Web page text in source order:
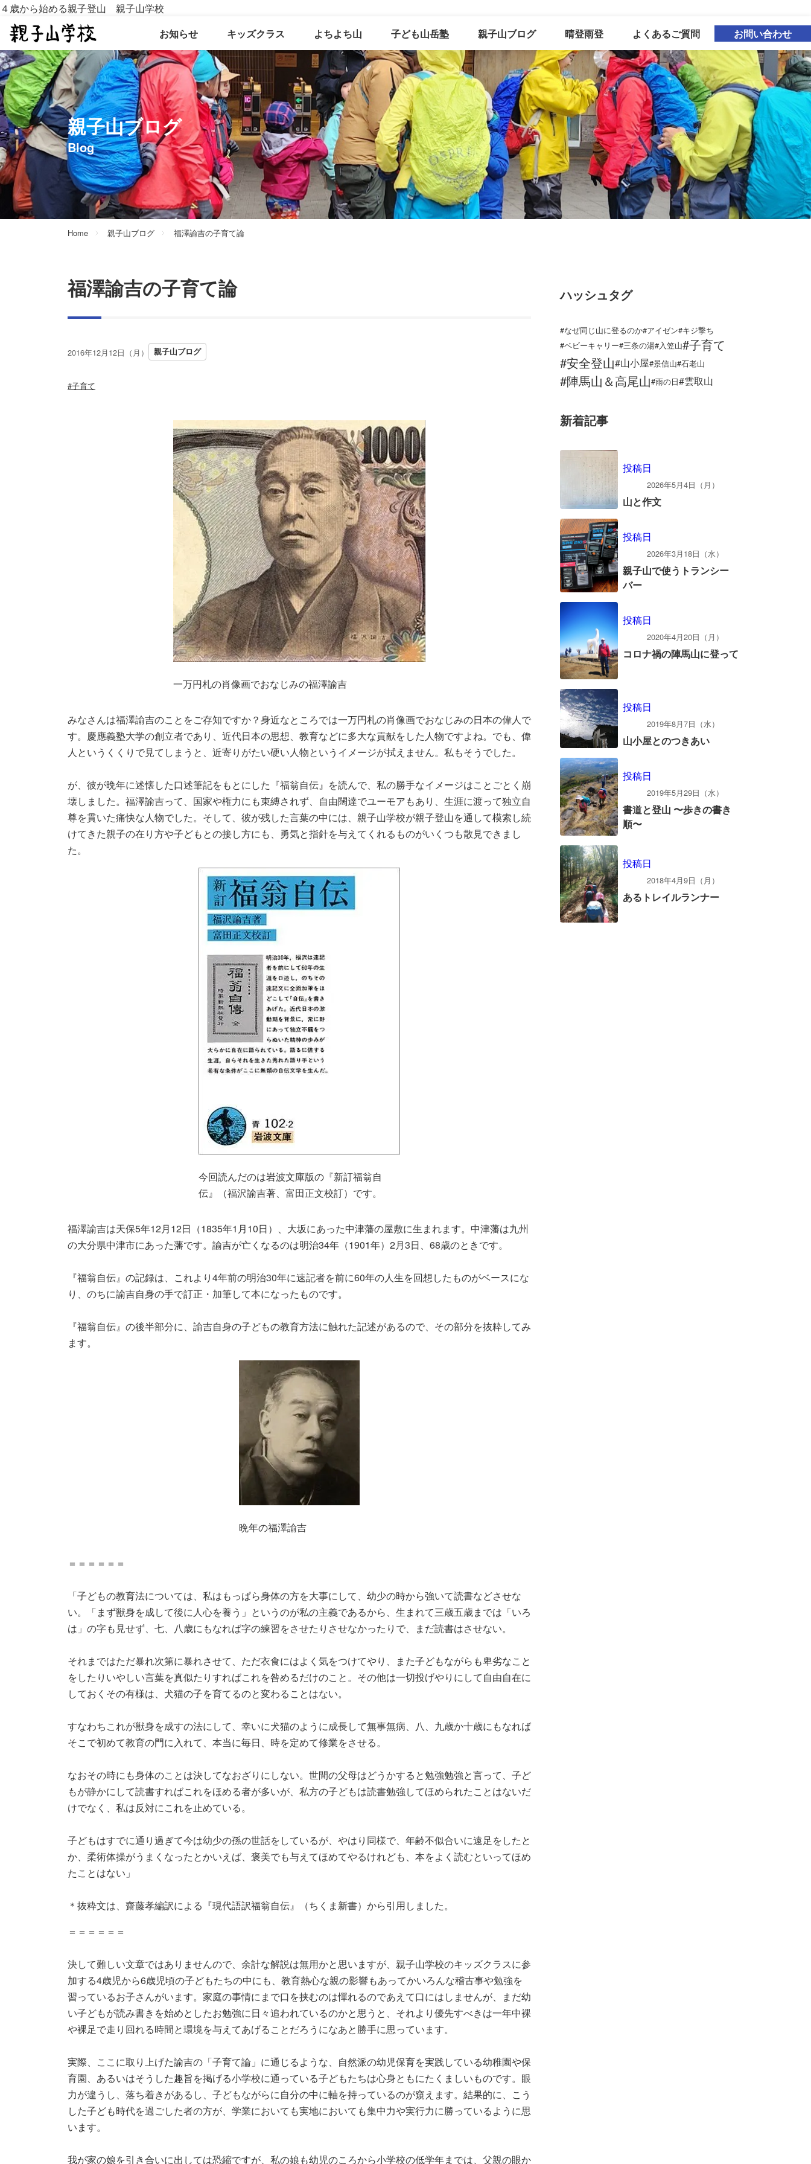
４歳から始める親子登山 親子山学校
お知らせ
キッズクラス よちよち山 子ども山岳塾 親子山ブログ 晴登雨登 よくあるご質問 お問い合わせ
親子山ブログ
blog
Home 親子山ブログ 福澤諭吉の子育て論
福澤諭吉の子育て論
2016年12月12日（月） 親子山ブログ
#子育て
一万円札の肖像画でおなじみの福澤諭吉
みなさんは福澤諭吉のことをご存知ですか？身近なところでは一万円札の肖像画でおなじみの日本の偉人で
す。慶應義塾大学の創立者であり、近代日本の思想、教育などに多大な貢献をした人物ですよね。でも、偉
人というくくりで見てしまうと、近寄りがたい硬い人物というイメージが拭えません。私もそうでした。
が、彼が晩年に述懐した口述筆記をもとにした『福翁自伝』を読んで、私の勝手なイメージはことごとく崩
壊しました。福澤諭吉って、国家や権力にも束縛されず、自由闊達でユーモアもあり、生涯に渡って独立自
尊を貫いた痛快な人物でした。そして、彼が残した言葉の中には、親子山学校が親子登山を通して模索し続
けてきた親子の在り方や子どもとの接し方にも、勇気と指針を与えてくれるものがいくつも散見できまし
た。
今回読んだのは岩波文庫版の『新訂福翁自
伝』（福沢諭吉著、富田正文校訂）です。
福澤諭吉は天保5年12月12日（1835年1月10日）、大坂にあった中津藩の屋敷に生まれます。中津藩は九州
の大分県中津市にあった藩です。諭吉が亡くなるのは明治34年（1901年）2月3日、68歳のときです。
『福翁自伝』の記録は、これより4年前の明治30年に速記者を前に60年の人生を回想したものがベースにな
り、のちに諭吉自身の手で訂正・加筆して本になったものです。
『福翁自伝』の後半部分に、諭吉自身の子どもの教育方法に触れた記述があるので、その部分を抜粋してみ
ます。
晩年の福澤諭吉
＝＝＝＝＝＝
「子どもの教育法については、私はもっぱら身体の方を大事にして、幼少の時から強いて読書などさせな
い。「まず獣身を成して後に人心を養う」というのが私の主義であるから、生まれて三歳五歳までは「いろ
は」の字も見せず、七、八歳にもなれば字の練習をさせたりさせなかったりで、まだ読書はさせない。
それまではただ暴れ次第に暴れさせて、ただ衣食にはよく気をつけてやり、また子どもながらも卑劣なこと
をしたりいやしい言葉を真似たりすればこれを咎めるだけのこと。その他は一切投げやりにして自由自在に
しておくその有様は、犬猫の子を育てるのと変わることはない。
すなわちこれが獣身を成すの法にして、幸いに犬猫のように成長して無事無病、八、九歳か十歳にもなれば
そこで初めて教育の門に入れて、本当に毎日、時を定めて修業をさせる。
なおその時にも身体のことは決してなおざりにしない。世間の父母はどうかすると勉強勉強と言って、子ど
もが静かにして読書すればこれをほめる者が多いが、私方の子どもは読書勉強してほめられたことはないだ
けでなく、私は反対にこれを止めている。
子どもはすでに通り過ぎて今は幼少の孫の世話をしているが、やはり同様で、年齢不似合いに遠足をしたと
か、柔術体操がうまくなったとかいえば、褒美でも与えてほめてやるけれども、本をよく読むといってほめ
たことはない」
＊抜粋文は、齋藤孝編訳による『現代語訳福翁自伝』（ちくま新書）から引用しました。
＝＝＝＝＝＝
決して難しい文章ではありませんので、余計な解説は無用かと思いますが、親子山学校のキッズクラスに参
加する4歳児から6歳児頃の子どもたちの中にも、教育熱心な親の影響もあってかいろんな稽古事や勉強を
習っているお子さんがいます。家庭の事情にまで口を挟むのは憚れるのであえて口にはしませんが、まだ幼
い子どもが読み書きを始めとしたお勉強に日々追われているのかと思うと、それより優先すべきは一年中裸
や裸足で走り回れる時間と環境を与えてあげることだろうになあと勝手に思っています。
実際、ここに取り上げた諭吉の「子育て論」に通じるような、自然派の幼児保育を実践している幼稚園や保
育園、あるいはそうした趣旨を掲げる小学校に通っている子どもたちは心身ともにたくましいものです。眼
力が違うし、落ち着きがあるし、子どもながらに自分の中に軸を持っているのが窺えます。結果的に、こう
した子ども時代を過ごした者の方が、学業においても実地においても集中力や実行力に勝っているように思
います。
我が家の娘を引き合いに出しては恐縮ですが、私の娘も幼児のころから小学校の低学年までは、父親の眼か
ハッシュタグ
#なぜ同じ山に登るのか#アイゼン#キジ撃ち
#ベビーキャリー#三条の湯#入笠山#子育て
#安全登山#山小屋#景信山#石老山
#陣馬山＆高尾山#雨の日#雲取山
新着記事
投稿日
2026年5月4日（月）
山と作文
投稿日
2026年3月18日（水）
親子山で使うトランシー
バー
投稿日
2020年4月20日（月）
コロナ禍の陣馬山に登って
投稿日
2019年8月7日（水）
山小屋とのつきあい
投稿日
2019年5月29日（水）
書道と登山 〜歩きの書き
順〜
投稿日
2018年4月9日（月）
あるトレイルランナー